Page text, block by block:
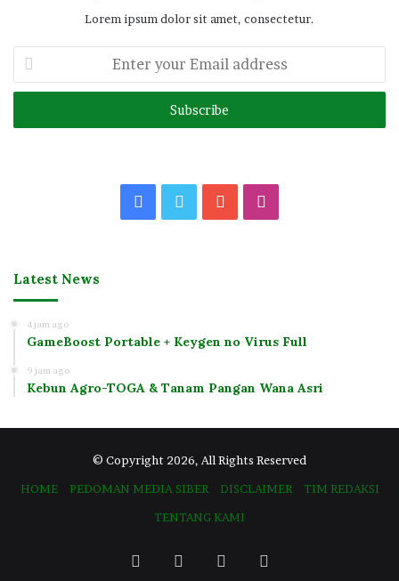
Lorem ipsum dolor sit amet, consectetur.
your
Email
FacebookTwitterYouTube
Latest News
4 jam ago
GameBoost Portable + Keygen no Virus Full
9 jam ago
Kebun Agro-TOGA & Tanam Pangan Wana Asri
© Copyright 2026, All Rights Reserved
HOME
PEDOMAN MEDIA SIBER DISCLAIMER
TIM REDAKSI
TENTANG KAMI
FacebookTwitter YouTube